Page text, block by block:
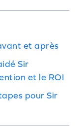
et après
Sir
et le ROI
pour Sir